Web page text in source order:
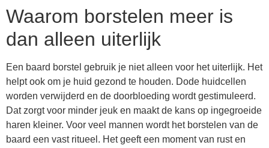
Waarom borstelen meer is
dan alleen uiterlijk
Een baard borstel gebruik je niet alleen voor het uiterlijk. Het
helpt ook om je huid gezond te houden. Dode huidcellen
worden verwijderd en de doorbloeding wordt gestimuleerd.
Dat zorgt voor minder jeuk en maakt de kans op ingegroeide
haren kleiner. Voor veel mannen wordt het borstelen van de
baard een vast ritueel. Het geeft een moment van rust en